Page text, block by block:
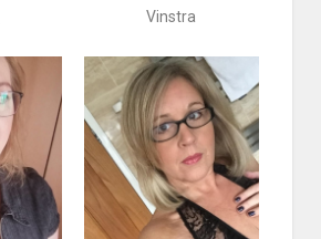
Vinstra